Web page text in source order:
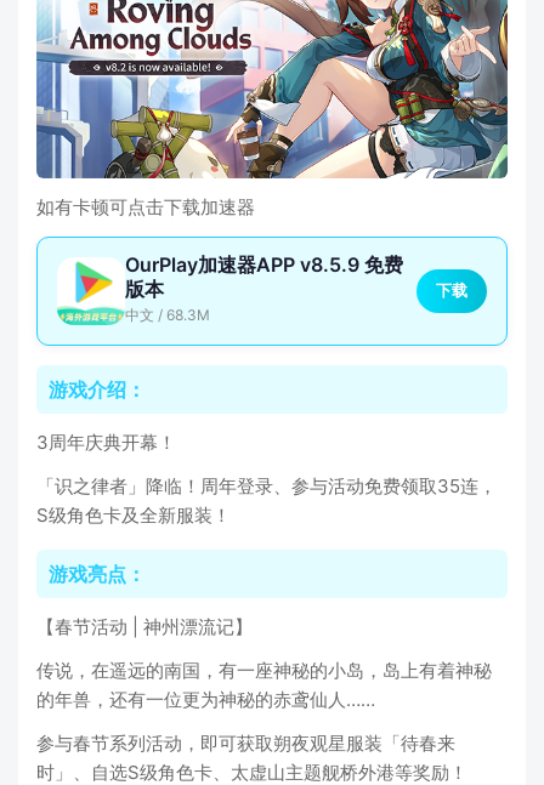
如有卡顿可点击下载加速器
OurPlay加速器APP v8.5.9 免费
版本
中文 / 68.3M
下载
游戏介绍：
3周年庆典开幕！
「识之律者」降临！周年登录、参与活动免费领取35连，
S级角色卡及全新服装！
游戏亮点：
【春节活动 | 神州漂流记】
传说，在遥远的南国，有一座神秘的小岛，岛上有着神秘
的年兽，还有一位更为神秘的赤鸢仙人……
参与春节系列活动，即可获取朔夜观星服装「待春来
时」、自选S级角色卡、太虚山主题舰桥外港等奖励！